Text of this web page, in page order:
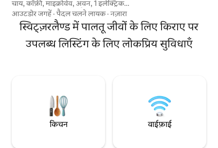
चाय, कॉफ़ी, माइक्रोवेव, अवन, 1 इलेक्ट्रिक
हॉटप्लेट, दो बर्तन, प्लेट वगैरह के साथ बहुत सारे
कैरेक्टर, पुरानी लकड़ी, प्राकृतिक पत्थर, वॉक - इन
शॉवर, हेअर ड्रायर, रसोई, सिंक, फ़्रिज, केतली, चाय,
कॉफ़ी, माइक्रोवेव, अवन, 1 इलेक्ट्रिक हॉटप्लेट, दो
बर्तन, प्लेट वगैरह। सुरक्षित बॉक्स, लेड टीवी वगैरह...
आउटडोर जगहें ·पैदल चलने लायक·नज़ारा
स्विट्ज़रलैण्ड में पालतू जीवों के लिए किराए पर
उपलब्ध लिस्टिंग के लिए लोकप्रिय सुविधाएँ
किचन वाईफ़ाई